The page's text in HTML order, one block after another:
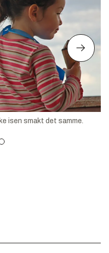
isen smakt det samme.